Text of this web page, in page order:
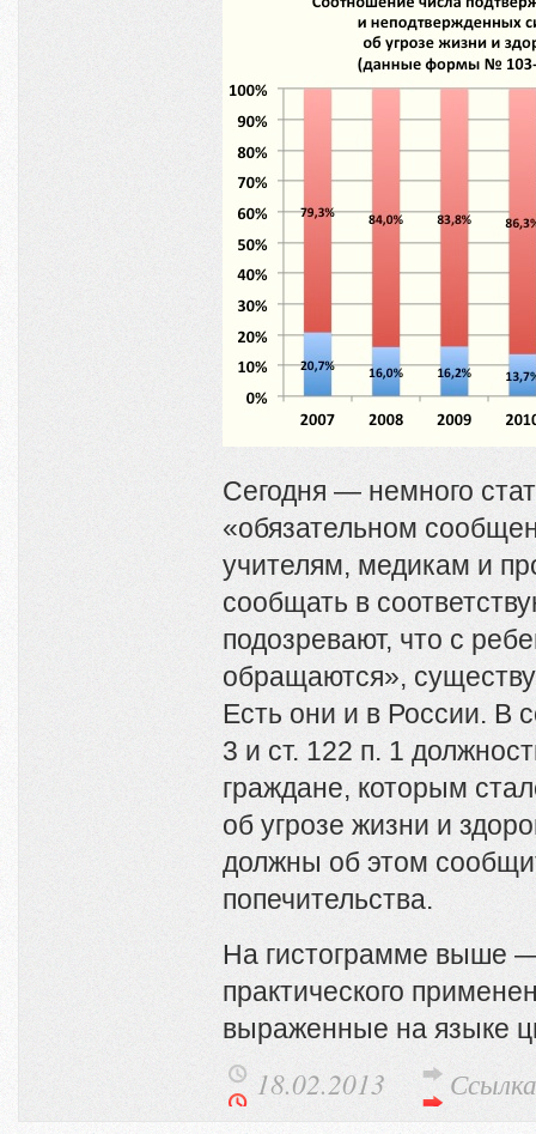
Сегодня — немного
«обязательном
учителям, медикам и
сообщать в
подозревают, что с
обращаются»,
Есть они и в России. В
3 и ст. 122 п. 1
граждане, которым
об угрозе жизни и
должны об этом
попечительства.
На гистограмме выше
практического
выраженные на языке
18.02.2013 Ссылка